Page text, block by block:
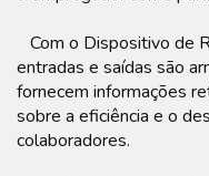
Com o Dispositivo de
entradas e saídas são
fornecem informações
sobre a eficiência e o
colaboradores.